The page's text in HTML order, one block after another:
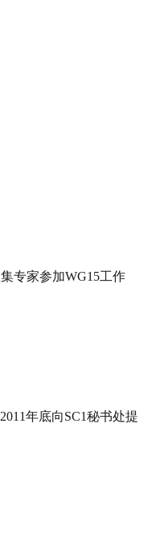
专家参加WG15工作
2011年底向SC1秘书处提